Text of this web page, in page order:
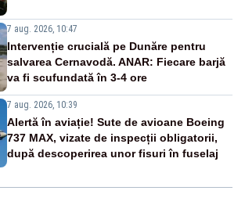
7 aug. 2026, 10:47
Intervenție crucială pe Dunăre pentru
salvarea Cernavodă. ANAR: Fiecare barjă
va fi scufundată în 3-4 ore
7 aug. 2026, 10:39
Alertă în aviație! Sute de avioane Boeing
737 MAX, vizate de inspecții obligatorii,
după descoperirea unor fisuri în fuselaj